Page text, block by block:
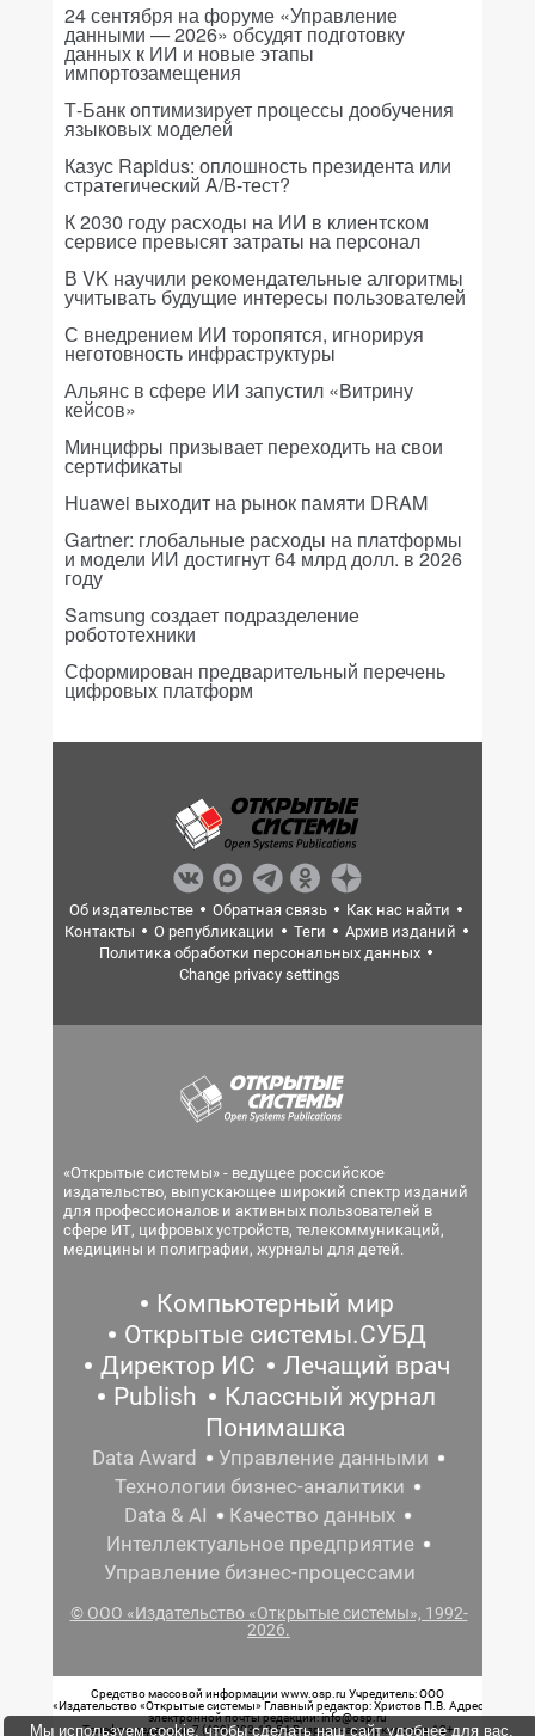
24 сентября на форуме «Управление
данными — 2026» обсудят подготовку
данных к ИИ и новые этапы
импортозамещения
Т-Банк оптимизирует процессы дообучения
языковых моделей
Казус Rapidus: оплошность президента или
стратегический A/B-тест?
К 2030 году расходы на ИИ в клиентском
сервисе превысят затраты на персонал
В VK научили рекомендательные алгоритмы
учитывать будущие интересы пользователей
С внедрением ИИ торопятся, игнорируя
неготовность инфраструктуры
Альянс в сфере ИИ запустил «Витрину
кейсов»
Минцифры призывает переходить на свои
сертификаты
Huawei выходит на рынок памяти DRAM
Gartner: глобальные расходы на платформы
и модели ИИ достигнут 64 млрд долл. в 2026
году
Samsung создает подразделение
робототехники
Сформирован предварительный перечень
цифровых платформ
Об издательстве Обратная связь
Как нас найти
Контакты
О републикации Теги
Архив изданий
Политика обработки персональных данных
Change privacy settings
«Открытые системы» - ведущее российское
издательство, выпускающее широкий спектр изданий
для профессионалов и активных пользователей в
сфере ИТ, цифровых устройств, телекоммуникаций,
медицины и полиграфии, журналы для детей.
Компьютерный мир
Открытые системы.СУБД
Директор ИС
Лечащий врач
Publish
Классный журнал
Понимашка
Data Award
Управление данными
Технологии бизнес-аналитики
Data & AI
Качество данных
Интеллектуальное предприятие
Управление бизнес-процессами
© ООО «Издательство «Открытые системы», 1992-
2026.
Средство массовой информации www.osp.ru Учредитель: ООО
«Издательство «Открытые системы» Главный редактор: Христов П.В. Адрес
электронной почты редакции: info@osp.ru
Телефон редакции: 7 (499) 703-18-54 Возрастная маркировка: 12+
Мы используем cookie, чтобы сделать наш сайт удобнее для вас.